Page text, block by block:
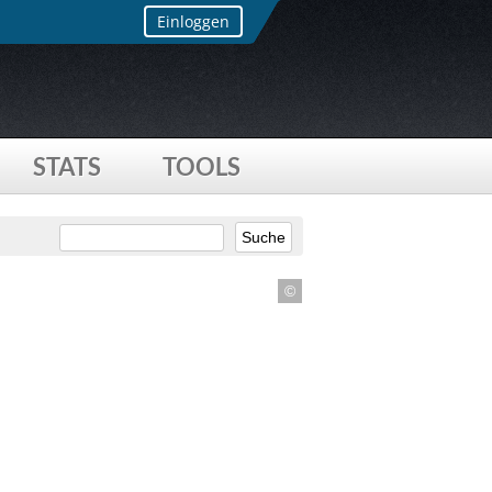
Einloggen
STATS TOOLS
©